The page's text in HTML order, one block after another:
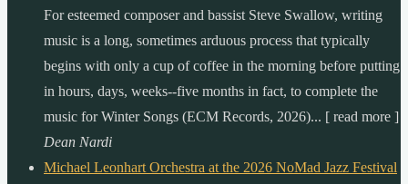
foundation
For esteemed composer and bassist Steve Swallow, writing
music is a long, sometimes arduous process that typically
begins with only a cup of coffee in the morning before putting
in hours, days, weeks--five months in fact, to complete the
music for Winter Songs (ECM Records, 2026)... [ read more ]
Dean Nardi
Michael Leonhart Orchestra at the 2026 NoMad Jazz Festival